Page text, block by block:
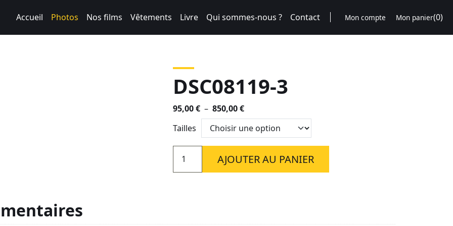
Accueil
Photos Nos films Vêtements Livre Qui sommes-nous ? Contact Mon compte Mon panier(0)
DSC08119-3
95,00€ – 850,00€Plage
de
prix :
95,00 €
à
Tailles
DSC08119-
AJOUTER AU PANIER